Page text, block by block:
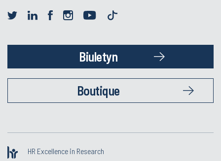
Biuletyn
Boutique
HR Excellence in Research